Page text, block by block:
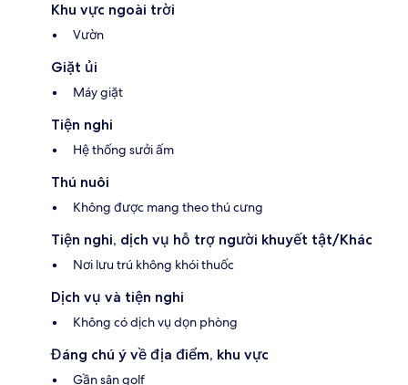
Khu vực ngoài trời
Vườn
Giặt ủi
Máy giặt
Tiện nghi
Hệ thống sưởi ấm
Thú nuôi
Không được mang theo thú cưng
Tiện nghi, dịch vụ hỗ trợ người khuyết tật/Khác
Nơi lưu trú không khói thuốc
Dịch vụ và tiện nghi
Không có dịch vụ dọn phòng
Đáng chú ý về địa điểm, khu vực
Gần sân golf